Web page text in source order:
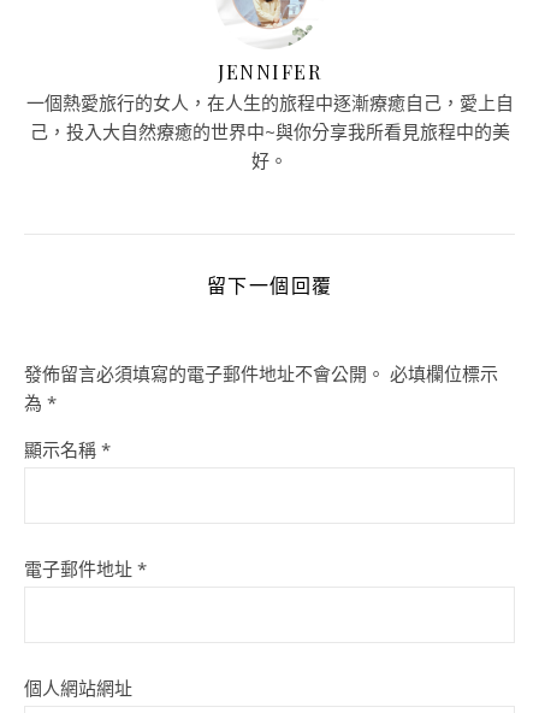
JENNIFER
一個熱愛旅行的女人，在人生的旅程中逐漸療癒自己，愛上自
己，投入大自然療癒的世界中~與你分享我所看見旅程中的美
好。
留下一個回覆
發佈留言必須填寫的電子郵件地址不會公開。 必填欄位標示
為 *
顯示名稱 *
電子郵件地址 *
個人網站網址